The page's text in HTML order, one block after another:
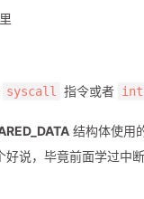
syscall 指令或者 int
结构体使用
说，毕竟前面学过中